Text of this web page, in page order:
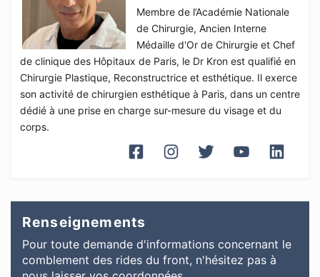
Membre de l’Académie Nationale
de Chirurgie, Ancien Interne
Médaille d'Or de Chirurgie et Chef
de clinique des Hôpitaux de Paris, le Dr Kron est qualifié en
Chirurgie Plastique, Reconstructrice et esthétique. Il exerce
son activité de chirurgien esthétique à Paris, dans un centre
dédié à une prise en charge sur-mesure du visage et du
corps.
Renseignements
Pour toute demande d'informations concernant le
comblement des rides du front, n'hésitez pas à